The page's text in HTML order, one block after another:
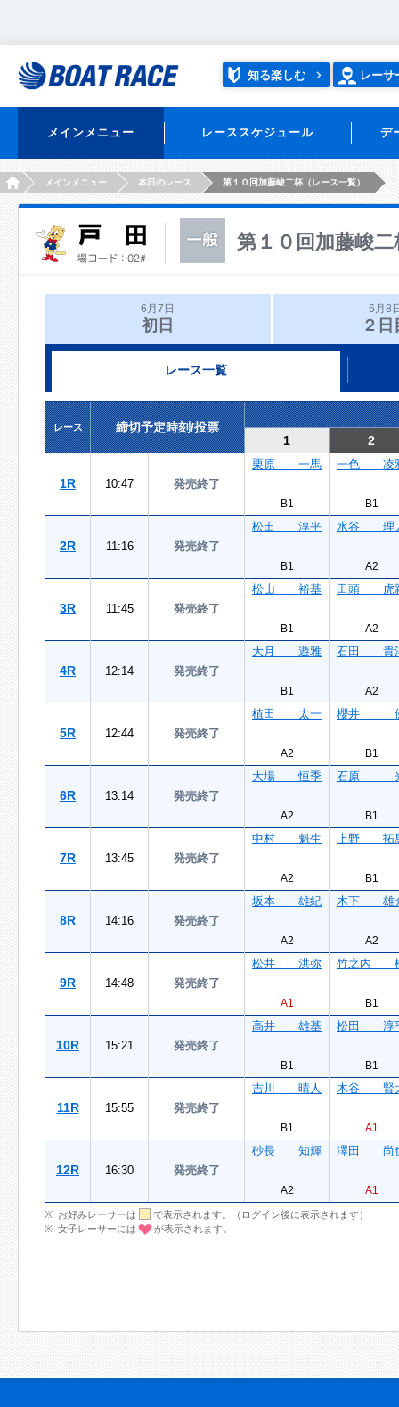
知る楽しむ レーサ
メインメニュー レーススケジュール デ
HOMEメインメニュー 本日のレース 第１０回加藤峻二杯（レース一覧）
第１０回加藤峻二
6月7日
初日
6月8
２日
レース一覧
レース
締切予定時刻/投票
1
2
1R 10:47 発売終了
栗原 一馬
B1
一色 凌
B1
2R 11:16 発売終了
松田 淳平
B1
水谷 理
A2
3R 11:45 発売終了
松山 裕基
B1
田頭 虎
A2
4R 12:14 発売終了
大月 遊雅
B1
石田 貴
A2
5R 12:44 発売終了
植田 太一
A2
櫻井
B1
6R 13:14 発売終了
大場 恒季
A2
石原
B1
7R 13:45 発売終了
中村 魁生
A2
上野 拓
B1
8R 14:16 発売終了
坂本 雄紀
A2
木下 雄
A2
9R 14:48 発売終了
松井 洪弥
A1
竹之内
B1
10R 15:21 発売終了
高井 雄基
B1
松田 淳
B1
11R 15:55 発売終了
吉川 晴人
B1
木谷 賢
A1
12R 16:30 発売終了
砂長 知輝
A2
澤田 尚
A1
お好みレーサーは
で表示されます。（ログイン後に表示されます）
女子レーサーには
が表示されます。